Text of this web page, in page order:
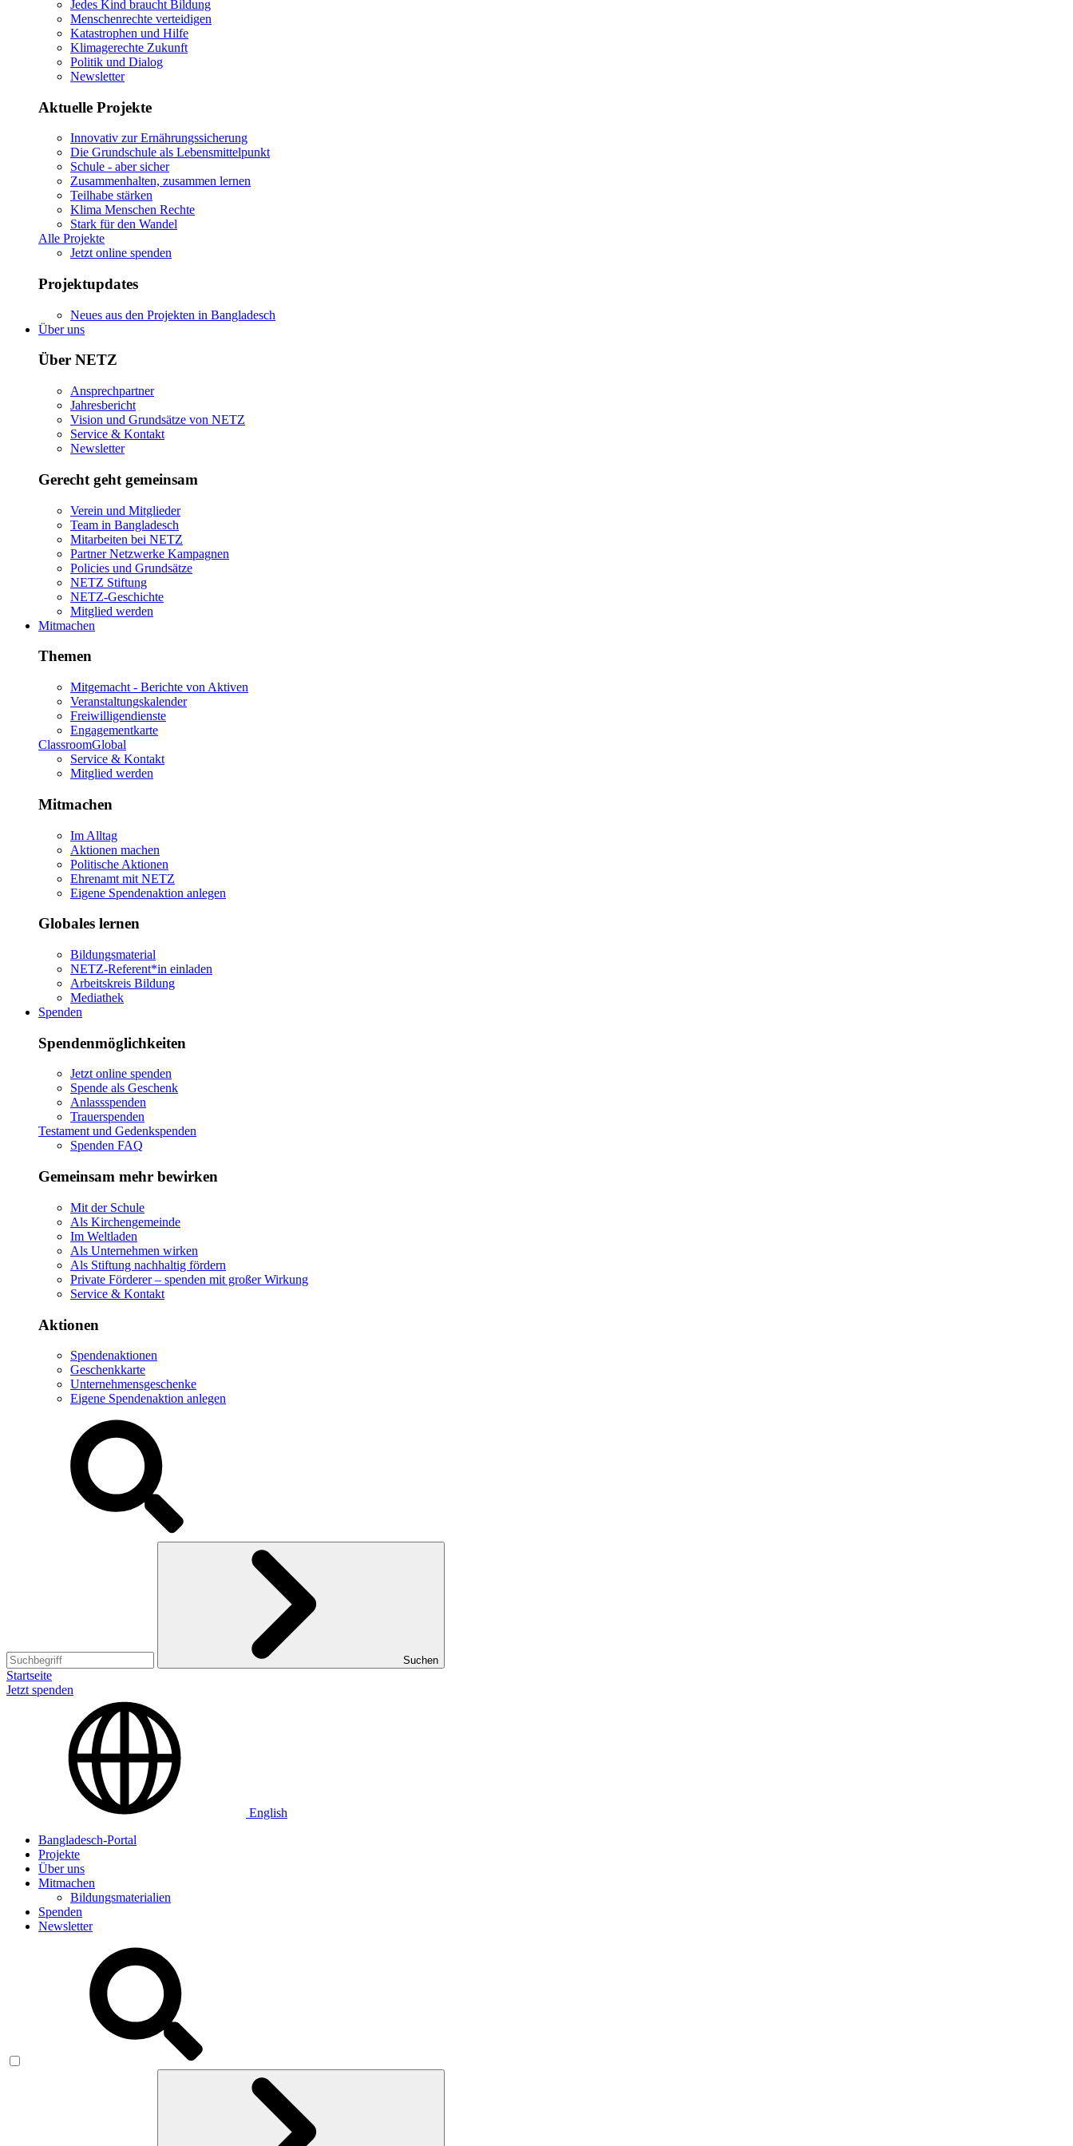
Jedes Kind braucht Bildung
Menschenrechte verteidigen
Katastrophen und Hilfe
Klimagerechte Zukunft
Politik und Dialog
Newsletter
Aktuelle Projekte
Innovativ zur Ernährungssicherung
Die Grundschule als Lebensmittelpunkt
Schule - aber sicher
Zusammenhalten, zusammen lernen
Teilhabe stärken
Klima Menschen Rechte
Stark für den Wandel
Alle Projekte
Jetzt online spenden
Projektupdates
Neues aus den Projekten in Bangladesch
Über uns
Über NETZ
Ansprechpartner
Jahresbericht
Vision und Grundsätze von NETZ
Service & Kontakt
Newsletter
Gerecht geht gemeinsam
Verein und Mitglieder
Team in Bangladesch
Mitarbeiten bei NETZ
Partner Netzwerke Kampagnen
Policies und Grundsätze
NETZ Stiftung
NETZ-Geschichte
Mitglied werden
Mitmachen
Themen
Mitgemacht - Berichte von Aktiven
Veranstaltungskalender
Freiwilligendienste
Engagementkarte
ClassroomGlobal
Service & Kontakt
Mitglied werden
Mitmachen
Im Alltag
Aktionen machen
Politische Aktionen
Ehrenamt mit NETZ
Eigene Spendenaktion anlegen
Globales lernen
Bildungsmaterial
NETZ-Referent*in einladen
Arbeitskreis Bildung
Mediathek
Spenden
Spendenmöglichkeiten
Jetzt online spenden
Spende als Geschenk
Anlassspenden
Trauerspenden
Testament und Gedenkspenden
Spenden FAQ
Gemeinsam mehr bewirken
Mit der Schule
Als Kirchengemeinde
Im Weltladen
Als Unternehmen wirken
Als Stiftung nachhaltig fördern
Private Förderer – spenden mit großer Wirkung
Service & Kontakt
Aktionen
Spendenaktionen
Geschenkkarte
Unternehmensgeschenke
Eigene Spendenaktion anlegen
Suchen
Startseite
Jetzt spenden
English
Bangladesch-Portal
Projekte
Über uns
Mitmachen
Bildungsmaterialien
Spenden
Newsletter